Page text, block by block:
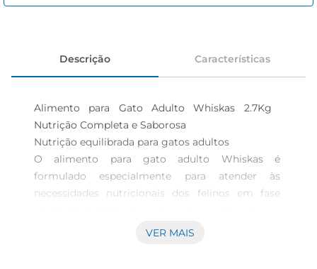
Descrição Características
Alimento para Gato Adulto Whiskas 2.7Kg
Nutrição Completa e Saborosa
Nutrição equilibrada para gatos adultos
O alimento para gato adulto Whiskas é
formulado especialmente para atender às
necessidades nutricionais dos felinos em fase
uma combinação perfeita de nutrientes
VER MAIS